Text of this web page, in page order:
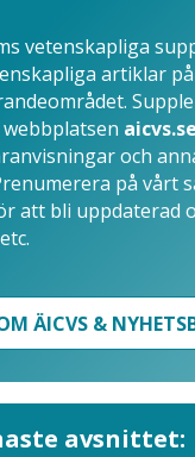
vetenskapliga
artiklar
och
på vårt
att bli uppdaterad
ÄICVS &
avsnittet: